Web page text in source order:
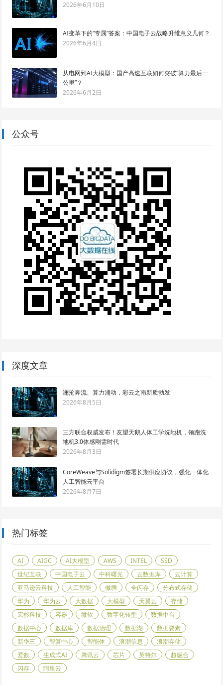
2026年6月10日
AI变革下的“专属”答案：中国电子云战略升维意义几何？
2026年6月4日
从电网到AI大模型：国产高速互联如何突破“算力最后一
公里”？
2026年6月2日
公众号
深度文章
澜沧奔流、算力涌动，彩云之南新质勃发
2026年8月5日
三方联合权威发布！友望天鹅人体工学洗地机，领跑洗
地机3.0体感刚需时代
2026年8月3日
CoreWeave与Solidigm签署长期供应协议，强化一体化
人工智能云平台
2026年8月7日
热门标签
AI AIGC AI大模型 AWS INTEL
SSD
世纪互联
中国电子云 中科曙光 云数据库
云计算
亚马逊云科技
人工智能 傲腾 全闪存
分布式存储
华为
华为云 大数据 大模型 天翼云
存储
宏杉科技
容器 微软 数字化转型
数据中台
数据中心
数据库 数据治理 数据湖
数据要素
新华三
智算中心 智能体 浪潮信息
浪潮存储
爱数
生成式AI 腾讯云 芯片 英特尔
超融合
闪存
阿里云